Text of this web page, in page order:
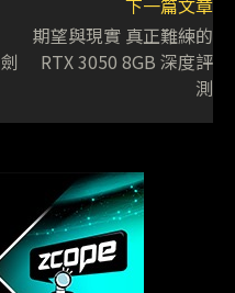
下一篇文章
期望與現實 真正難練的
劍 RTX 3050 8GB 深度評
測